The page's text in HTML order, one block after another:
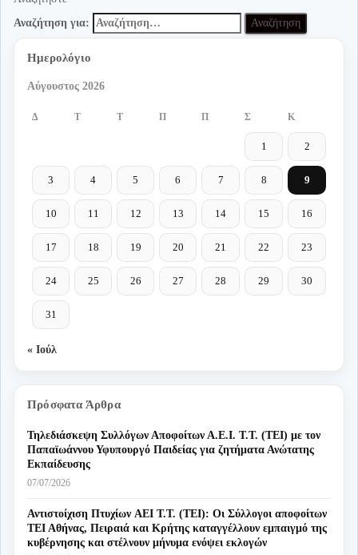
Αναζήτηση για:
Ημερολόγιο
Αύγουστος 2026
Δ Τ Τ Π Π Σ Κ
1 2
3 4 5 6 7 8 9
10 11 12 13 14 15 16
17 18 19 20 21 22 23
24 25 26 27 28 29 30
31
« Ιούλ
Πρόσφατα Άρθρα
Τηλεδιάσκεψη Συλλόγων Αποφοίτων Α.Ε.Ι. Τ.Τ. (ΤΕΙ) με τον
Παπαϊωάννου Υφυπουργό Παιδείας για ζητήματα Ανώτατης
Εκπαίδευσης
07/07/2026
Αντιστοίχιση Πτυχίων AEI T.T. (ΤΕΙ): Οι Σύλλογοι αποφοίτων
ΤΕΙ Αθήνας, Πειραιά και Κρήτης καταγγέλλουν εμπαιγμό της
κυβέρνησης και στέλνουν μήνυμα ενόψει εκλογών